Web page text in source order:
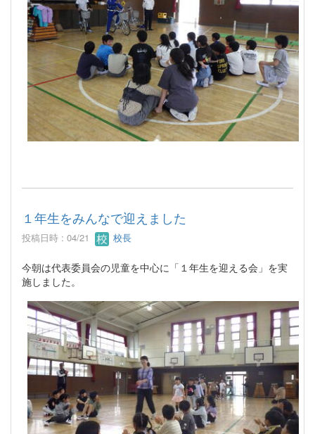
１年生をみんなで迎えました
投稿日時 : 04/21 校長
今朝は代表委員会の児童を中心に「１年生を迎える会」を実
施しました。